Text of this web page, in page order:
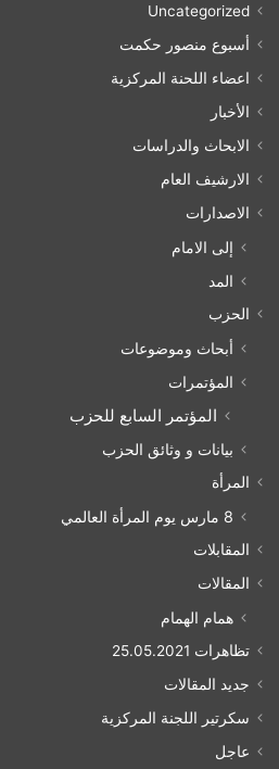
Uncategorized
أسبوع منصور حكمت
اعضاء اللحنة المركزية
الأخبار
الابحاث والدراسات
الارشيف العام
الاصدارات
إلى الامام
المد
الحزب
أبحاث وموضوعات
المؤتمرات
المؤتمر السابع للحزب
بيانات و وثائق الحزب
المرأة
8 مارس يوم المرأة العالمي
المقابلات
المقالات
همام الهمام
تظاهرات 25.05.2021
جديد المقالات
سكرتير اللجنة المركزية
عاجل